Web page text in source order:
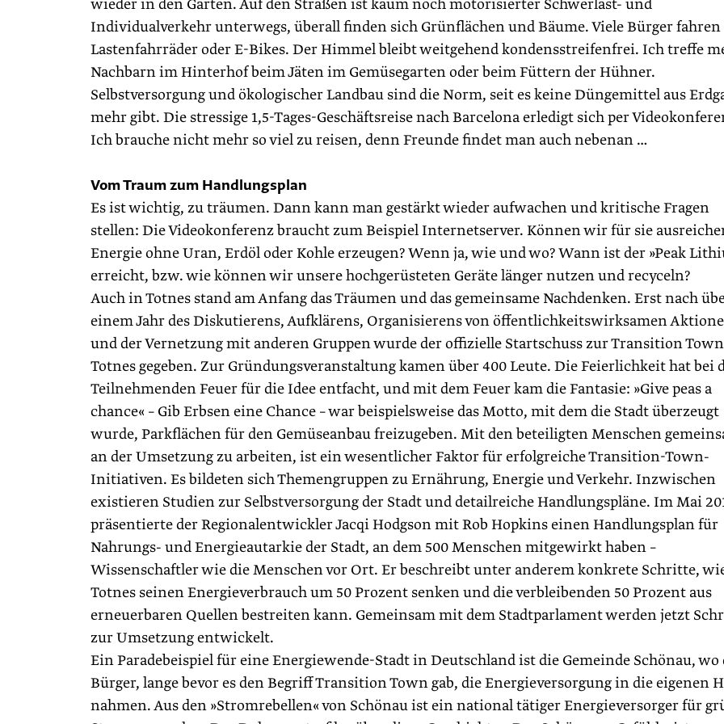
wieder in den Gärten. Auf den Straßen ist kaum noch motorisierter Schwerlast- und
Individualverkehr unterwegs, überall finden sich Grünflächen und Bäume. Viele Bürger fahren
Lastenfahrräder oder E-Bikes. Der Himmel bleibt weitgehend kondensstreifenfrei. Ich treffe
Nachbarn im Hinterhof beim Jäten im Gemüsegarten oder beim Füttern der Hühner.
Selbstversorgung und ökologischer Landbau sind die Norm, seit es keine Düngemittel aus
mehr gibt. Die stressige 1,5-Tages-Geschäftsreise nach Barcelona erledigt sich per
Ich brauche nicht mehr so viel zu reisen, denn Freunde findet man auch nebenan …
Vom Traum zum Handlungsplan
Es ist wichtig, zu träumen. Dann kann man gestärkt wieder aufwachen und kritische Fragen
stellen: Die Videokonferenz braucht zum Beispiel Internetserver. Können wir für sie
Energie ohne Uran, Erdöl oder Kohle erzeugen? Wenn ja, wie und wo? Wann ist der »Peak
erreicht, bzw. wie können wir unsere hochgerüsteten Geräte länger nutzen und recyceln?
Auch in Totnes stand am Anfang das Träumen und das gemeinsame Nachdenken. Erst nach
einem Jahr des Diskutierens, Aufklärens, Organisierens von öffentlichkeitswirksamen
und der Vernetzung mit anderen Gruppen wurde der offizielle Startschuss zur Transition Town
Totnes gegeben. Zur Gründungsveranstaltung kamen über 400 Leute. Die Feierlichkeit hat bei
Teilnehmenden Feuer für die Idee entfacht, und mit dem Feuer kam die Fantasie: »Give peas a
chance« – Gib Erbsen eine Chance – war beispielsweise das Motto, mit dem die Stadt überzeugt
wurde, Park­flächen für den Gemüseanbau freizugeben. Mit den beteiligten Menschen
an der Umsetzung zu arbeiten, ist ein wesentlicher Faktor für erfolgreiche Transition-Town-
Initiativen. Es bildeten sich Themengruppen zu Ernährung, Energie und Verkehr. Inzwischen
existieren Studien zur Selbstversorgung der Stadt und detailreiche Handlungspläne. Im Mai
präsentierte der Regionalentwickler Jacqi Hodgson mit Rob Hopkins einen Handlungsplan für
Nahrungs- und Energieautarkie der Stadt, an dem 500 Menschen mitgewirkt haben –
Wissenschaftler wie die Menschen vor Ort. Er beschreibt unter anderem konkrete Schritte,
Totnes seinen Energieverbrauch um 50 Prozent senken und die verbleibenden 50 Prozent aus
erneuerbaren Quellen bestreiten kann. Gemeinsam mit dem Stadtparlament werden jetzt
zur Umsetzung entwickelt.
Ein Paradebeispiel für eine Energiewende-Stadt in Deutschland ist die Gemeinde Schönau, wo
Bürger, lange bevor es den Begriff Transition Town gab, die Energieversorgung in die eigenen
nahmen. Aus den »Stromrebellen« von Schönau ist ein national tätiger Energieversorger für